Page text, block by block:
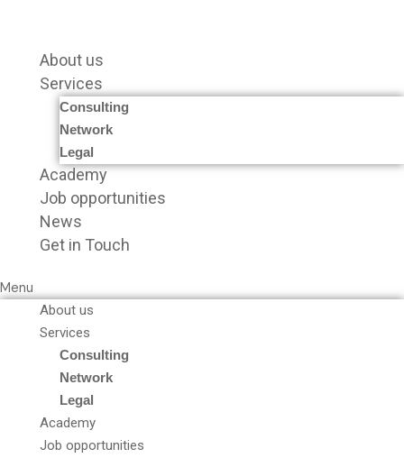
contenuto
About us
Services
Consulting
Network
Legal
Academy
Job opportunities
News
Get in Touch
Menu
About us
Services
Consulting
Network
Legal
Academy
Job opportunities